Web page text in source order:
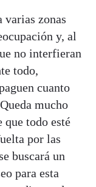
varias zonas
y, al
no interfieran
todo,
cuanto
mucho
que todo esté
por las
buscará un
para esta